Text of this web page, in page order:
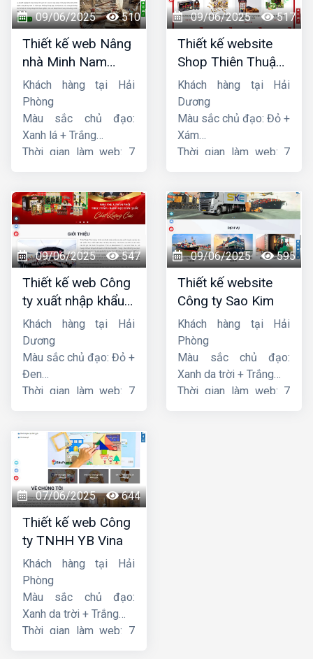
09/06/2025 510
Thiết kế web Nâng
nhà Minh Nam
Hoàng
Khách hàng tại Hải
Phòng
Màu sắc chủ đạo:
Xanh lá + Trắng
Thời gian làm web: 7
09/06/2025 517
Thiết kế website
Shop Thiên Thuận
Phát
Khách hàng tại Hải
Dương
Màu sắc chủ đạo: Đỏ +
Xám
Thời gian làm web: 7
09/06/2025 547
Thiết kế web Công
ty xuất nhập khẩu
Thiên Thuận Phát
Khách hàng tại Hải
Dương
Màu sắc chủ đạo: Đỏ +
Đen
Thời gian làm web: 7
09/06/2025 595
Thiết kế website
Công ty Sao Kim
Khách hàng tại Hải
Phòng
Màu sắc chủ đạo:
Xanh da trời + Trắng
Thời gian làm web: 7
07/06/2025 644
Thiết kế web Công
ty TNHH YB Vina
Khách hàng tại Hải
Phòng
Màu sắc chủ đạo:
Xanh da trời + Trắng
Thời gian làm web: 7